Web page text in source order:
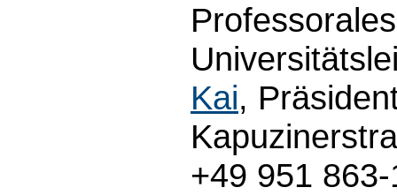
Kai,
+49 951